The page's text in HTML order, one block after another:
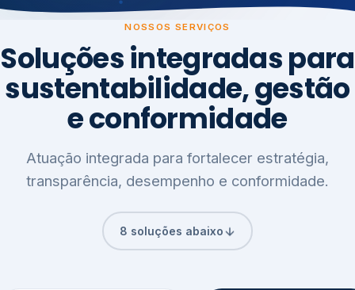
NOSSOS SERVIÇOS
Soluções integradas para
sustentabilidade, gestão
e conformidade
Atuação integrada para fortalecer estratégia,
transparência, desempenho e conformidade.
8 soluções abaixo